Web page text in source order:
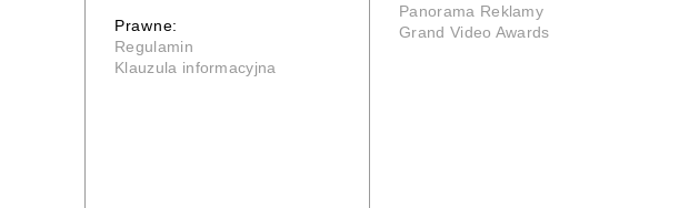
Prawne:
Regulamin
Klauzula informacyjna
Panorama Reklamy
Grand Video Awards